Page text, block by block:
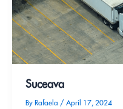
Suceava
By Rafaela / April 17, 2024